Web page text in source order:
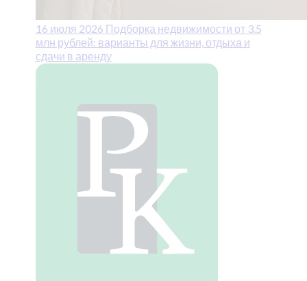
16 июля 2026 Подборка недвижимости от 3.5
млн рублей: варианты для жизни, отдыха и
сдачи в аренду